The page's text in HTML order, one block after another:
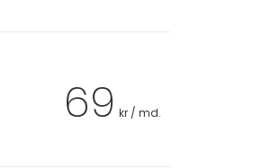
69 kr / md.